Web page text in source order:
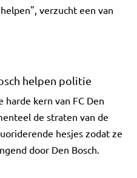
verzucht een van
helpen politie
harde kern van FC Den
de straten van de
hesjes zodat ze
door Den Bosch.